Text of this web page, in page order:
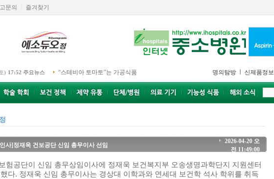
문의 즐겨찾기
) 17:52 주요뉴스 “스테비아 토마토”는 가공식품 명의탐방 신제품정보
사]정재욱 건보공단 신임 총무이사 선임
2026-04-20 오
전 11:49:00
험공단이 신임 총무상임이사에 정재욱 보건복지부 오송생명과학단지 지원센터
다. 정재욱 신임 총무이사는 경상대 이학과와 연세대 보건학 석사 학위를 취득